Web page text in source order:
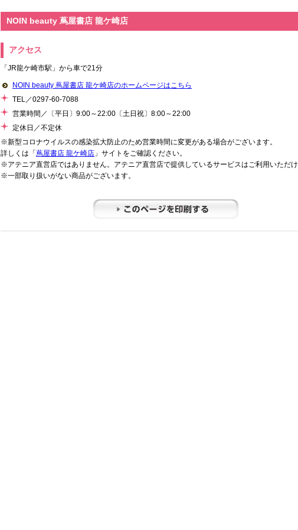
NOIN beauty 蔦屋書店 龍ケ崎店
アクセス
「JR龍ケ崎市駅」から車で21分
NOIN beauty 蔦屋書店 龍ケ崎店のホームページはこちら
TEL／0297-60-7088
営業時間／〔平日〕9:00～22:00〔土日祝〕8:00～22:00
定休日／不定休
※新型コロナウイルスの感染拡大防止のため営業時間に変更がある場合がございます。
詳しくは「 蔦屋書店 龍ケ崎店 」サイトをご確認ください。
※アテニア直営店ではありません。アテニア直営店で提供しているサービスはご利用いただ
※一部取り扱いがない商品がございます。